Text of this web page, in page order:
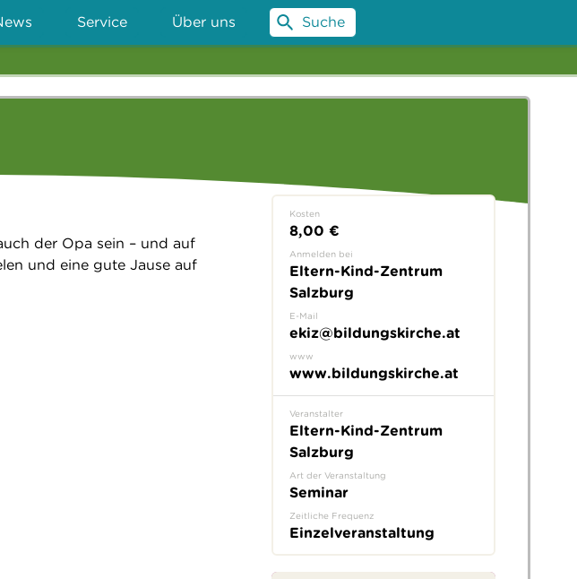
Service Über uns Suche
der Opa sein – und auf
und eine gute Jause auf
Kosten
8,00 €
Anmelden bei
Eltern-Kind-Zentrum
Salzburg
E-Mail
ekiz@bildungskirche.at
www
www.bildungskirche.at
Veranstalter
Eltern-Kind-Zentrum
Salzburg
Art der Veranstaltung
Seminar
Zeitliche Frequenz
Einzelveranstaltung